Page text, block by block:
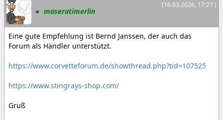
(16.03.2026, 17:27 )
maseratimerlin
Eine gute Empfehlung ist Bernd Janssen, der auch das
Forum als Händler unterstützt.
https://www.corvetteforum.de/showthread.php?tid=107525
https://www.stingrays-shop.com/
Gruß